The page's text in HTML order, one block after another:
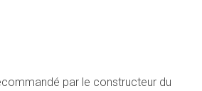
par le constructeur du